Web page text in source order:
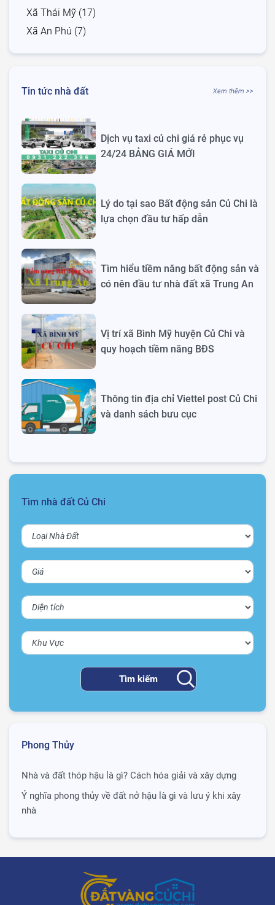
Xã Thái Mỹ (17)
Xã An Phú (7)
Tin tức nhà đất Xem thêm >>
Dịch vụ taxi củ chi giá rẻ phục vụ
24/24 BẢNG GIÁ MỚI
Lý do tại sao Bất động sản Củ Chi là
lựa chọn đầu tư hấp dẫn
Tìm hiểu tiềm năng bất động sản và
có nên đầu tư nhà đất xã Trung An
Vị trí xã Bình Mỹ huyện Củ Chi và
quy hoạch tiềm năng BĐS
Thông tin địa chỉ Viettel post Củ Chi
và danh sách bưu cục
Tìm nhà đất Củ Chi
Phong Thủy
Nhà và đất thóp hậu là gì? Cách hóa giải và xây dựng
Ý nghĩa phong thủy về đất nở hậu là gì và lưu ý khi xây
nhà